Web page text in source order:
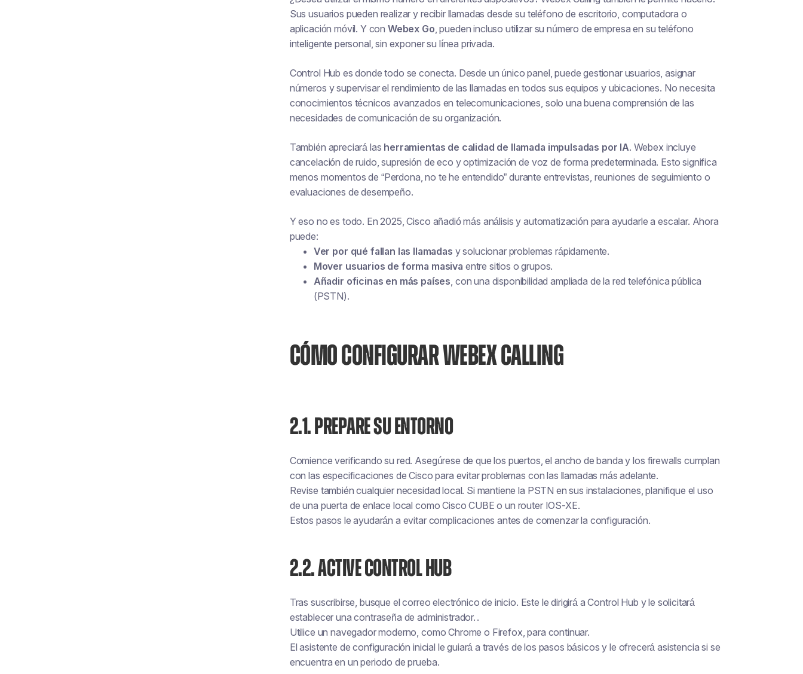
Sus usuarios pueden realizar y recibir llamadas desde su teléfono de escritorio, computadora o
aplicación móvil. Y con Webex Go, pueden incluso utilizar su número de empresa en su teléfono
inteligente personal, sin exponer su línea privada.
Control Hub es donde todo se conecta. Desde un único panel, puede gestionar usuarios, asignar
números y supervisar el rendimiento de las llamadas en todos sus equipos y ubicaciones. No necesita
conocimientos técnicos avanzados en telecomunicaciones, solo una buena comprensión de las
necesidades de comunicación de su organización.
También apreciará las herramientas de calidad de llamada impulsadas por IA. Webex incluye
cancelación de ruido, supresión de eco y optimización de voz de forma predeterminada. Esto significa
menos momentos de “Perdona, no te he entendido” durante entrevistas, reuniones de seguimiento o
evaluaciones de desempeño.
Y eso no es todo. En 2025, Cisco añadió más análisis y automatización para ayudarle a escalar. Ahora
puede:
Ver por qué fallan las llamadas y solucionar problemas rápidamente.
Mover usuarios de forma masiva entre sitios o grupos.
Añadir oficinas en más países, con una disponibilidad ampliada de la red telefónica pública
(PSTN).
CÓMO CONFIGURAR WEBEX CALLING
2.1. PREPARE SU ENTORNO
Comience verificando su red. Asegúrese de que los puertos, el ancho de banda y los firewalls cumplan
con las especificaciones de Cisco para evitar problemas con las llamadas más adelante.
Revise también cualquier necesidad local. Si mantiene la PSTN en sus instalaciones, planifique el uso
de una puerta de enlace local como Cisco CUBE o un router IOS-XE.
Estos pasos le ayudarán a evitar complicaciones antes de comenzar la configuración.
2.2. ACTIVE CONTROL HUB
Tras suscribirse, busque el correo electrónico de inicio. Este le dirigirá a Control Hub y le solicitará
establecer una contraseña de administrador. .
Utilice un navegador moderno, como Chrome o Firefox, para continuar.
El asistente de configuración inicial le guiará a través de los pasos básicos y le ofrecerá asistencia si se
encuentra en un periodo de prueba.